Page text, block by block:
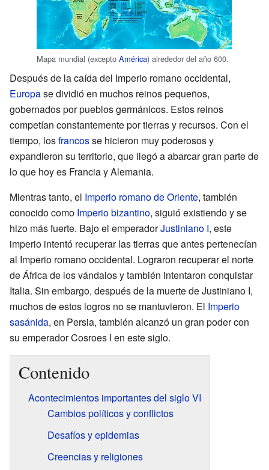
Mapa mundial (excepto América) alrededor del año 600.
Después de la caída del Imperio romano occidental,
Europase dividió en muchos reinos pequeños,
gobernados por pueblos germánicos. Estos reinos
competían constantemente por tierras y recursos. Con el
tiempo, losfrancosse hicieron muy poderosos y
expandieron su territorio, que llegó a abarcar gran parte de
lo que hoy es Francia y Alemania.
Mientras tanto, el Imperio romano de Oriente, también
conocido como Imperio bizantino, siguió existiendo y se
hizo más fuerte. Bajo el emperadorJustiniano I, este
imperio intentó recuperar las tierras que antes pertenecían
al Imperio romano occidental. Lograron recuperar el norte
de África de los vándalos y también intentaron conquistar
Italia. Sin embargo, después de la muerte de Justiniano I,
muchos de estos logros no se mantuvieron. El Imperio
sasánida, en Persia, también alcanzó un gran poder con
su emperador Cosroes I en este siglo.
Contenido
Acontecimientos importantes del siglo VI
Cambios políticos y conflictos
Desafíos y epidemias
Creencias y religiones